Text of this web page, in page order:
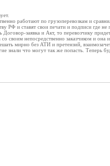
работают по грузоперевозкам и
РФ и ставят свои печати и подписи где не
заявка и Акт, то перевозчику
своим непосредственно заказчиком и она
мирно без АТИ и претензий,
знали что могут так же попасть. Теперь